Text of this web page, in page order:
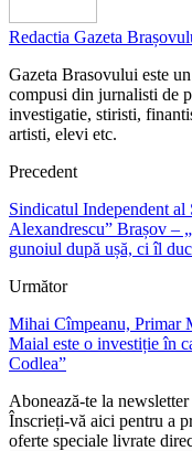
Redactia Gazeta
Gazeta Brasovului este
compusi din jurnalisti de
investigatie, stiristi,
artisti, elevi etc.
Precedent
Sindicatul Independent al
Alexandrescu” Brașov –
gunoiul după ușă, ci îl
Următor
Mihai Cîmpeanu, Primar
Maial este o investiție în
Codlea”
Abonează-te la newsletter
Înscrieți-vă aici pentru a
oferte speciale livrate